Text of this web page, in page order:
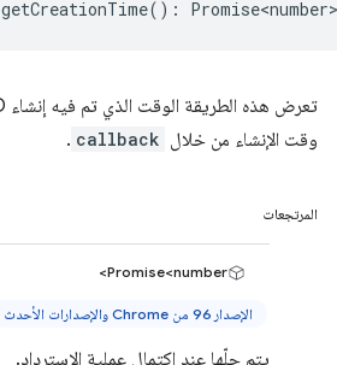
getCreationTime() : Promise<number>
وقت الإنشاء من خلال callback
.
المرتجعات
Promise<number>
الإصدار 96 من Chrome والإصدارات الأحدث
يتم حلّها عند اكتمال عملية الاسترداد.